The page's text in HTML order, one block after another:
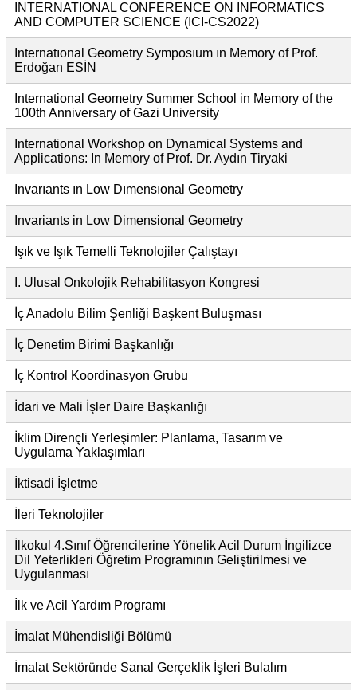
INTERNATIONAL CONFERENCE ON INFORMATICS
AND COMPUTER SCIENCE (ICI-CS2022)
Internatıonal Geometry Symposıum ın Memory of Prof.
Erdoğan ESİN
International Geometry Summer School in Memory of the
100th Anniversary of Gazi University
International Workshop on Dynamical Systems and
Applications: In Memory of Prof. Dr. Aydın Tiryaki
Invarıants ın Low Dımensıonal Geometry
Invariants in Low Dimensional Geometry
Işık ve Işık Temelli Teknolojiler Çalıştayı
I. Ulusal Onkolojik Rehabilitasyon Kongresi
İç Anadolu Bilim Şenliği Başkent Buluşması
İç Denetim Birimi Başkanlığı
İç Kontrol Koordinasyon Grubu
İdari ve Mali İşler Daire Başkanlığı
İklim Dirençli Yerleşimler: Planlama, Tasarım ve
Uygulama Yaklaşımları
İktisadi İşletme
İleri Teknolojiler
İlkokul 4.Sınıf Öğrencilerine Yönelik Acil Durum İngilizce
Dil Yeterlikleri Öğretim Programının Geliştirilmesi ve
Uygulanması
İlk ve Acil Yardım Programı
İmalat Mühendisliği Bölümü
İmalat Sektöründe Sanal Gerçeklik İşleri Bulalım